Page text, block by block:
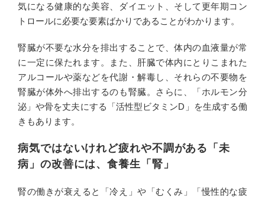
気になる健康的な美容、ダイエット、そして更年期コン
トロールに必要な要素ばかりであることがわかります。
腎臓が不要な水分を排出することで、体内の血液量が常
に一定に保たれます。また、肝臓で体内にとりこまれた
アルコールや薬などを代謝・解毒し、それらの不要物を
腎臓が体外へ排出するのも腎臓。さらに、「ホルモン分
泌」や骨を丈夫にする「活性型ビタミンD」を生成する働
きもあります。
病気ではないけれど疲れや不調がある「未
病」の改善には、食養生「腎」
腎の働きが衰えると「冷え」や「むくみ」「慢性的な疲